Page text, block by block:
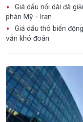
Giá dầu nối dài đà
phán Mỹ - Iran
Giá dầu thô biến
vẫn khó đoán